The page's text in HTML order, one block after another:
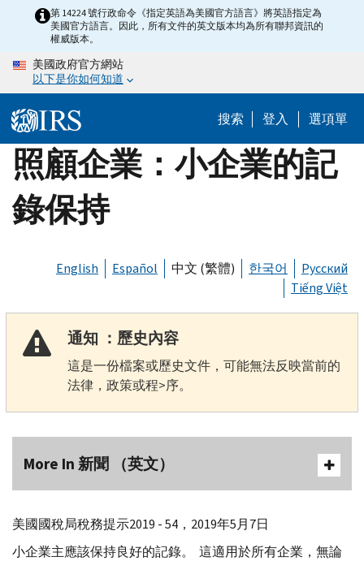
content
第 14224 號行政命令《指定英語為美國官方語言》將英語指定為
美國官方語言。因此，所有文件的英文版本均為所有聯邦資訊的
權威版本。
美國政府官方網站
以下是你如何知道
搜索 登入 選項單
照顧企業：小企業的記
錄保持
English Español 中文 (繁體) 한국어
Русский
Tiếng Việt
通知 ：歷史內容
這是一份檔案或歷史文件，可能無法反映當前的
法律，政策或程>序。
More In 新聞 （英文）
美國國稅局稅務提示2019 - 54，2019年5月7日
小企業主應該保持良好的記錄。 這適用於所有企業，無論